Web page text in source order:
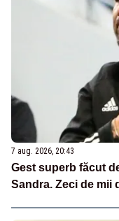
7 aug. 2026, 20:43
Gest superb făcut
Sandra. Zeci de mii